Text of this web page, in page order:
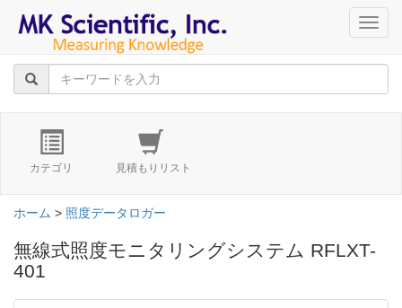
カテゴリ 見積もりリスト
ホーム > 照度データロガー
無線式照度モニタリングシステム RFLXT-
401